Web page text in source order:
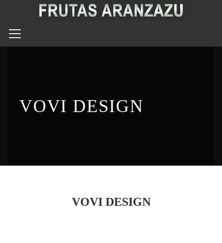
VOVI DESIGN
VOVI DESIGN